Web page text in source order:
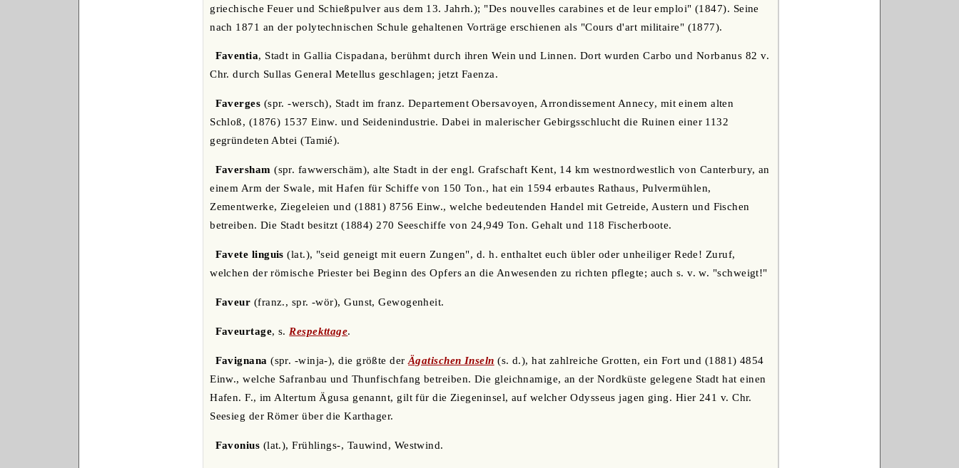
griechische Feuer und Schießpulver aus dem 13. Jahrh.); "Des nouvelles carabines et de leur emploi" (1847). Seine
nach 1871 an der polytechnischen Schule gehaltenen Vorträge erschienen als "Cours d'art militaire" (1877).
Faventia, Stadt in Gallia Cispadana, berühmt durch ihren Wein und Linnen. Dort wurden Carbo und Norbanus 82 v.
Chr. durch Sullas General Metellus geschlagen; jetzt Faenza.
Faverges (spr. -wersch), Stadt im franz. Departement Obersavoyen, Arrondissement Annecy, mit einem alten
Schloß, (1876) 1537 Einw. und Seidenindustrie. Dabei in malerischer Gebirgsschlucht die Ruinen einer 1132
gegründeten Abtei (Tamié).
Faversham (spr. fawwerschäm), alte Stadt in der engl. Grafschaft Kent, 14 km westnordwestlich von Canterbury, an
einem Arm der Swale, mit Hafen für Schiffe von 150 Ton., hat ein 1594 erbautes Rathaus, Pulvermühlen,
Zementwerke, Ziegeleien und (1881) 8756 Einw., welche bedeutenden Handel mit Getreide, Austern und Fischen
betreiben. Die Stadt besitzt (1884) 270 Seeschiffe von 24,949 Ton. Gehalt und 118 Fischerboote.
Favete linguis (lat.), "seid geneigt mit euern Zungen", d. h. enthaltet euch übler oder unheiliger Rede! Zuruf,
welchen der römische Priester bei Beginn des Opfers an die Anwesenden zu richten pflegte; auch s. v. w. "schweigt!"
Faveur (franz., spr. -wör), Gunst, Gewogenheit.
Faveurtage, s.Respekttage.
Favignana (spr. -winja-), die größte derÄgatischen Inseln (s. d.), hat zahlreiche Grotten, ein Fort und (1881) 4854
Einw., welche Safranbau und Thunfischfang betreiben. Die gleichnamige, an der Nordküste gelegene Stadt hat einen
Hafen. F., im Altertum Ägusa genannt, gilt für die Ziegeninsel, auf welcher Odysseus jagen ging. Hier 241 v. Chr.
Seesieg der Römer über die Karthager.
Favonius (lat.), Frühlings-, Tauwind, Westwind.